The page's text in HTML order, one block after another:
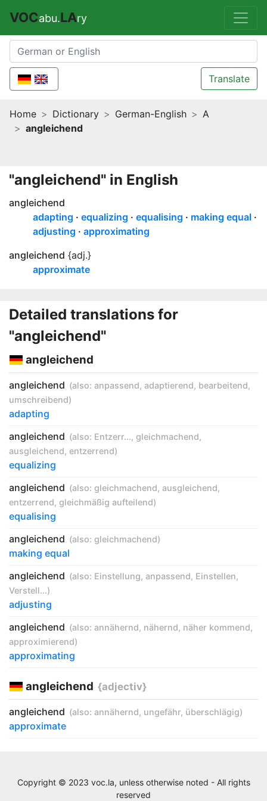
VOCabu.LAry
Translate
Home Dictionary German-English
A
angleichend
"angleichend" in English
angleichend
adapting
equalizing equalising
making equal
adjusting
approximating
angleichend {adj.}
approximate
Detailed translations for
"angleichend"
angleichend
angleichend (also: anpassend, adaptierend, bearbeitend,
umschreibend)
adapting
angleichend (also: Entzerr..., gleichmachend,
ausgleichend, entzerrend)
equalizing
angleichend (also: gleichmachend, ausgleichend,
entzerrend, gleichmäßig aufteilend)
equalising
angleichend (also: gleichmachend)
making equal
angleichend (also: Einstellung, anpassend, Einstellen,
Verstell...)
adjusting
angleichend (also: annähernd, nähernd, näher kommend,
approximierend)
approximating
angleichend {adjectiv}
angleichend (also: annähernd, ungefähr, überschlägig)
approximate
Copyright © 2023 voc.la, unless otherwise noted - All rights
reserved